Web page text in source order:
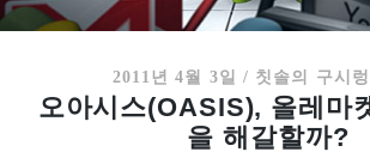
2011년 4월 3일 / 칫솔의 구시렁
오아시스(OASIS), 올레마
을 해갈할까?